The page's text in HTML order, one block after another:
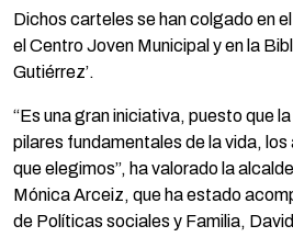
Dichos carteles se han colgado en
el Centro Joven Municipal y en la
Gutiérrez’.
“Es una gran iniciativa, puesto que
pilares fundamentales de la vida,
que elegimos”, ha valorado la
Mónica Arceiz, que ha estado
de Políticas sociales y Familia,